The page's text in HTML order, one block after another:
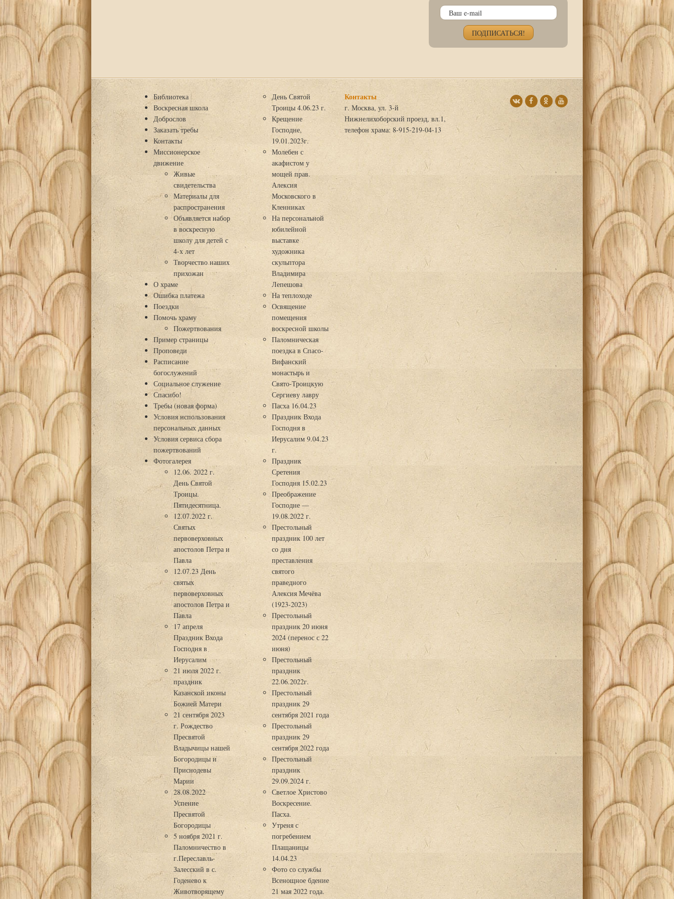
Библиотека
Воскресная школа
Доброслов
Заказать требы
Контакты
Миссионерское
движение
Живые
свидетельства
Материалы для
распространения
Объявляется набор
в воскресную
школу для детей с
4-х лет
Творчество наших
прихожан
О храме
Ошибка платежа
Поездки
Помочь храму
Пожертвования
Пример страницы
Проповеди
Расписание
богослужений
Социальное служение
Спасибо!
Требы (новая форма)
Условия использования
персональных данных
Условия сервиса сбора
пожертвований
Фотогалерея
12.06. 2022 г.
День Святой
Троицы.
Пятидесятница.
12.07.2022 г.
Святых
первоверховных
апостолов Петра и
Павла
12.07.23 День
святых
первоверховных
апостолов Петра и
Павла
17 апреля
Праздник Входа
Господня в
Иерусалим
21 июля 2022 г.
праздник
Казанской иконы
Божией Матери
21 сентября 2023
г. Рождество
Пресвятой
Владычицы нашей
Богородицы и
Приснодевы
Марии
28.08.2022
Успение
Пресвятой
Богородицы
5 ноября 2021 г.
Паломничество в
г.Переславль-
Залесский в с.
Годенево к
Животворящему
День Святой
Троицы 4.06.23 г.
Крещение
Господне,
19.01.2023г.
Молебен с
акафистом у
мощей прав.
Алексия
Московского в
Кленниках
На персональной
юбилейной
выставке
художника
скульптора
Владимира
Лепешова
На теплоходе
Освящение
помещения
воскресной школы
Паломническая
поездка в Спасо-
Вифанский
монастырь и
Свято-Троицкую
Сергиеву лавру
Пасха 16.04.23
Праздник Входа
Господня в
Иерусалим 9.04.23
г.
Праздник
Сретения
Господня 15.02.23
Преображение
Господне —
19.08.2022 г.
Престольный
праздник 100 лет
со дня
преставления
святого
праведного
Алексия Мечёва
(1923-2023)
Престольный
праздник 20 июня
2024 (перенос с 22
июня)
Престольный
праздник
22.06.2022г.
Престольный
праздник 29
сентября 2021 года
Престольный
праздник 29
сентября 2022 года
Престольный
праздник
29.09.2024 г.
Светлое Христово
Воскресение.
Пасха.
Утреня с
погребением
Плащаницы
14.04.23
Фото со службы
Всенощное бдение
21 мая 2022 года.
Контакты
г. Москва, ул. 3-й
Нижнелихоборский проезд, вл.1,
телефон храма: 8-915-219-04-13